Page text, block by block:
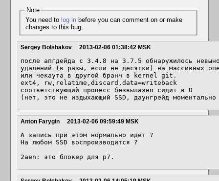
Note
You need to log inbefore you can comment on or make
changes to this bug.
Sergey Bolshakov 2013-02-06 01:38:42 MSK
после апгдейда с 3.4.8 на 3.7.5 обнаружилось
удалений (в разы, если не десятки) на массивных
или чекаута в другой бранч в kernel git.
ext4, rw,relatime,discard,data=writeback
соответствующий процесс безвылазно сидит в D
(нет, это не издыхающий SSD, даунгрейд
Anton Farygin 2013-02-06 09:59:49 MSK
А запись при этом нормально идёт ?
На любом SSD воспроизводится ?
2aen: это блокер для p7.